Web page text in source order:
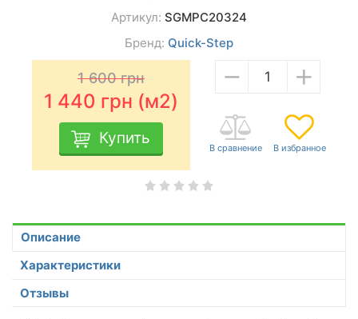
Артикул: SGMPC20324
Бренд: Quick-Step
1 600грн
1 440 грн (м2)
Купить
− +
Описание
Характеристики
Отзывы